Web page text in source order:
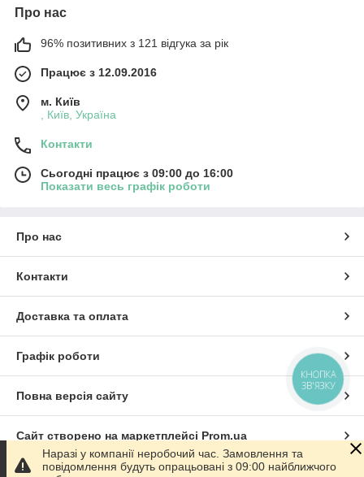
Про нас
96% позитивних з 121 відгука за рік
Працює з 12.09.2016
м. Київ
, Київ, Україна
Контакти
Сьогодні працює з 09:00 до 16:00
Показати весь графік роботи
Про нас
Контакти
Доставка та оплата
Графік роботи
Повна версія сайту
Сайт створено на маркетплейсі Prom.ua
Наразі у компанії неробочий час. Замовлення та
повідомлення будуть опрацьовані з 09:00 найближчого
КНОПКА
ЗВ'ЯЗКУ